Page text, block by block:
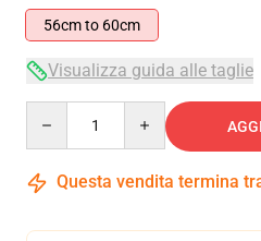
56cm to 60cm
Visualizza guida alle taglie
Questa vendita termina